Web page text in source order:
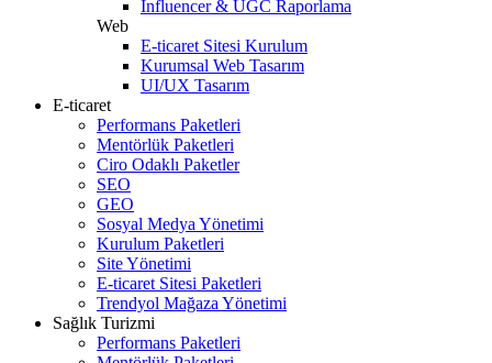
Influencer & UGC Raporlama
Web
E-ticaret Sitesi Kurulum
Kurumsal Web Tasarım
UI/UX Tasarım
E-ticaret
Performans Paketleri
Mentörlük Paketleri
Ciro Odaklı Paketler
SEO
GEO
Sosyal Medya Yönetimi
Kurulum Paketleri
Site Yönetimi
E-ticaret Sitesi Paketleri
Trendyol Mağaza Yönetimi
Sağlık Turizmi
Performans Paketleri